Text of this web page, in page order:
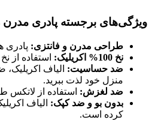
ویژگی‌های برجسته پادری
طراحی مدرن و فانتزی: پادری
نخ 100% اکریلیک:
استفاده از
ضد حساسیت: الیاف
منزل خود لذت ببرید.
ضد لغزش: استفاده از
بدون بو و ضد کپک: الیاف
کرده است.